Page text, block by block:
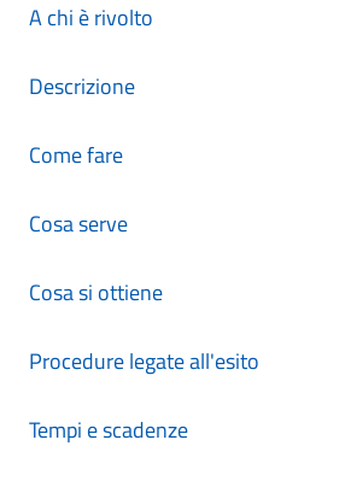
A chi è rivolto
Descrizione
Come fare
Cosa serve
Cosa si ottiene
Procedure legate all'esito
Tempi e scadenze